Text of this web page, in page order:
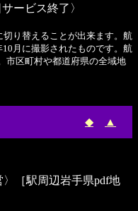
ービス終了〉
り替えることが出来ます。航
月に撮影されたものです。航
市区町村や都道府県の全域地
◆ ▲
〉［駅周辺岩手県pdf地